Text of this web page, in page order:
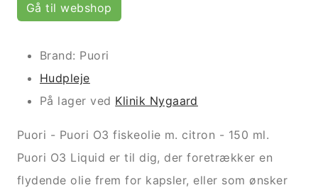
Gå til webshop
Brand: Puori
Hudpleje
På lager ved Klinik Nygaard
Puori - Puori O3 fiskeolie m. citron - 150 ml.
Puori O3 Liquid er til dig, der foretrækker en
flydende olie frem for kapsler, eller som ønsker